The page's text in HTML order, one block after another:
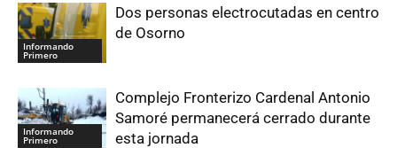
Informando
Primero
Dos personas electrocutadas en centro
de Osorno
Informando
Primero
Complejo Fronterizo Cardenal Antonio
Samoré permanecerá cerrado durante
esta jornada